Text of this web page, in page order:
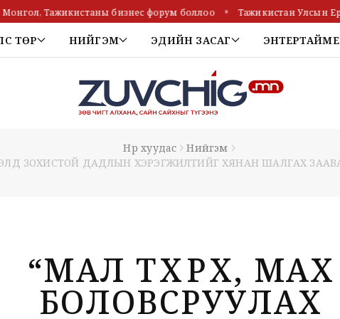
Тажикистаны бизнес форум боллоо Тажикистан Улсын
ТӨР НИЙГЭМ ЭДИЙН ЗАСАГ
Нүүр хуудас
Нийгэм
ЗОХИСТОЙ ДАДЛЫН ХЭРЭГЖИЛТИЙГ ХЯНАН ШАЛГАХ
“МАЛ ТӨХӨӨРӨХ, МАХ
БОЛОВСРУУЛАХ